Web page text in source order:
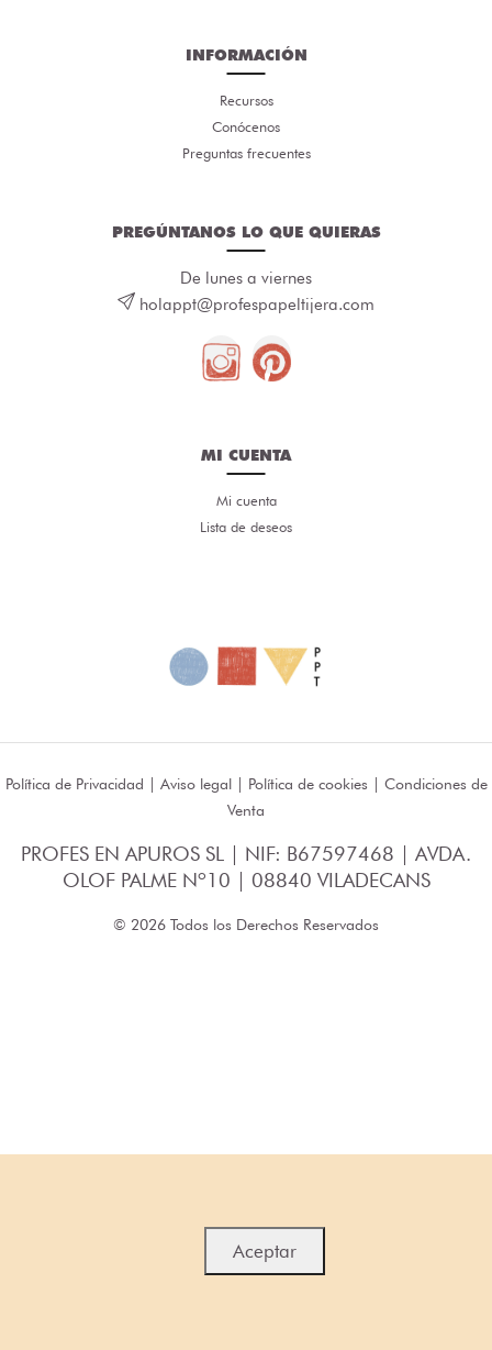
INFORMACIÓN
Recursos
Conócenos
Preguntas frecuentes
PREGÚNTANOS LO QUE QUIERAS
De lunes a viernes
holappt@profespapeltijera.com
MI CUENTA
Mi cuenta
Lista de deseos
Política de Privacidad | Aviso legal| Política de cookies | Condiciones de
Venta
PROFES EN APUROS SL | NIF: B67597468 | AVDA.
OLOF PALME Nº10 | 08840 VILADECANS
© 2026 Todos los Derechos Reservados
Aceptar